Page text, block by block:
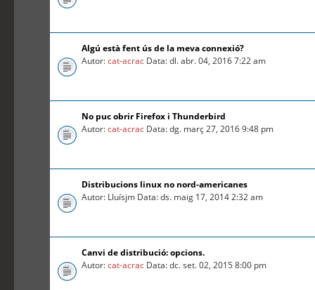
Algú està fent ús de la meva connexió?
Autor:cat-acrac Data: dl. abr. 04, 2016 7:22 am
No puc obrir Firefox i Thunderbird
Autor:cat-acrac Data: dg. març 27, 2016 9:48 pm
Distribucions linux no nord-americanes
Autor: Lluísjm Data: ds. maig 17, 2014 2:32 am
Canvi de distribució: opcions.
Autor:cat-acrac Data: dc. set. 02, 2015 8:00 pm